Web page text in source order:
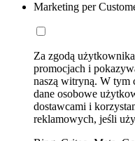
Marketing per
Za zgodą
promocjach i
naszą witryną. W tym
dane osobowe
dostawcami i
reklamowych, jeśli